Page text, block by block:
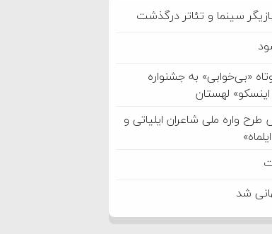
سینما و تئاتر درگذشت
«بی‌خوابی» به جشنواره
لهستان
واره ملی شاعران ایلیاتی و
شد